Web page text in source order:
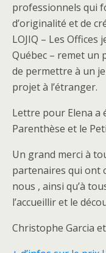
professionnels qui
d’originalité et de
LOJIQ – Les
Québec – remet un
de permettre à un
projet à l’étranger.
Lettre pour Elena a
Parenthèse et le
Un grand merci à
partenaires qui ont
nous , ainsi qu’à
l’accueillir et le
Christophe Garcia